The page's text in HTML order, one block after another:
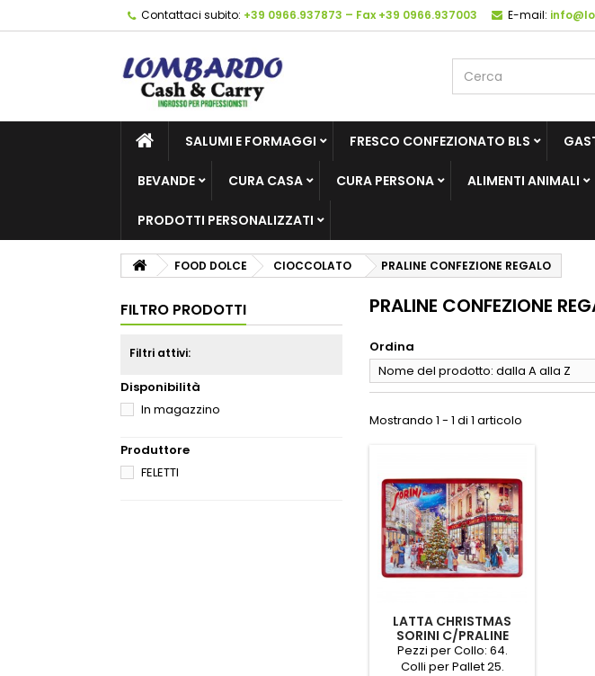
Contattaci subito: +39 0966.937873 – Fax +39 0966.937003 E-mail:
SALUMI E FORMAGGI FRESCO CONFEZIONATO BLS
BEVANDE CURA CASA CURA PERSONA ALIMENTI ANIMALI
PRODOTTI PERSONALIZZATI
FOOD DOLCE CIOCCOLATO PRALINE CONFEZIONE REGALO
FILTRO PRODOTTI
Filtri attivi:
Disponibilità
In magazzino
Produttore
FELETTI
PRALINE CONFEZIONE
Ordina
Nome del prodotto: dalla A alla Z
Mostrando 1 - 1 di 1 articolo
LATTA CHRISTMAS
SORINI C/PRALINE
LATTE/CER GR.185
Pezzi per Collo: 64.
Colli per Pallet 25.